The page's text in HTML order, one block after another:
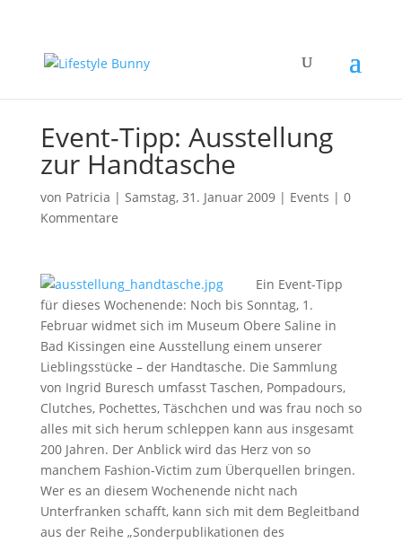
Event-Tipp: Ausstellung
zur Handtasche
von Patricia | Samstag, 31. Januar 2009| Events | 0
Kommentare
Ein Event-Tipp
für dieses Wochenende: Noch bis Sonntag, 1.
Februar widmet sich im Museum Obere Saline in
Bad Kissingen eine Ausstellung einem unserer
Lieblingsstücke – der Handtasche. Die Sammlung
von Ingrid Buresch umfasst Taschen, Pompadours,
Clutches, Pochettes, Täschchen und was frau noch so
alles mit sich herum schleppen kann aus insgesamt
200 Jahren. Der Anblick wird das Herz von so
manchem Fashion-Victim zum Überquellen bringen.
Wer es an diesem Wochenende nicht nach
Unterfranken schafft, kann sich mit dem Begleitband
aus der Reihe „Sonderpublikationen des